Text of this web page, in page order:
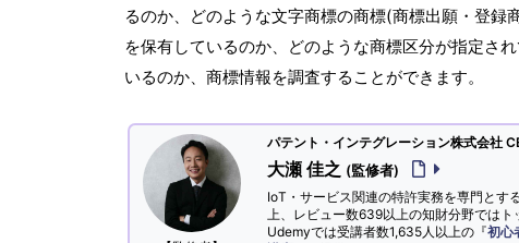
るのか、どのような文字商標の商標(商標出願・登
を保有しているのか、どのような商標区分が指定さ
いるのか、商標情報を調査することができます。
パテント・インテグレーション株式会社
大瀬 佳之 (監修者)
IoT・サービス関連の特許実務を専門と
上、レビュー数639以上の知財分野ではト
Udemyでは受講者数1,635人以上の『初心